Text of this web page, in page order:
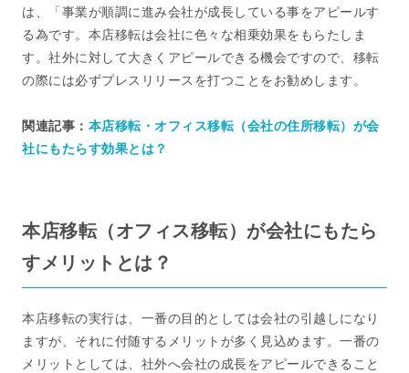
は、「事業が順調に進み会社が成長している事をアピールす
る為です。本店移転は会社に色々な相乗効果をもらたしま
す。社外に対して大きくアピールできる機会ですので、移転
の際には必ずプレスリリースを打つことをお勧めします。
関連記事： 本店移転・オフィス移転（会社の住所移転）が会
社にもたらす効果とは？
本店移転（オフィス移転）が会社にもたら
すメリットとは？
本店移転の実行は、一番の目的としては会社の引越しになり
ますが、それに付随するメリットが多く見込めます。一番の
メリットとしては、社外へ会社の成長をアピールできること